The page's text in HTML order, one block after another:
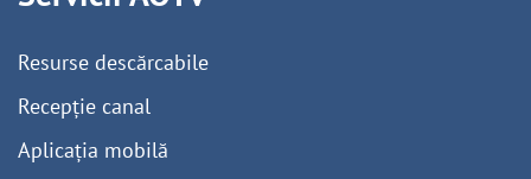
Resurse descărcabile
Recepție canal
Aplicația mobilă